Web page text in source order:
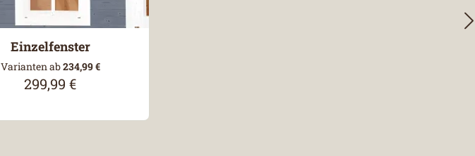
Einzelfenster
Varianten ab234,99 €
Regulärer Preis:
299,99 €